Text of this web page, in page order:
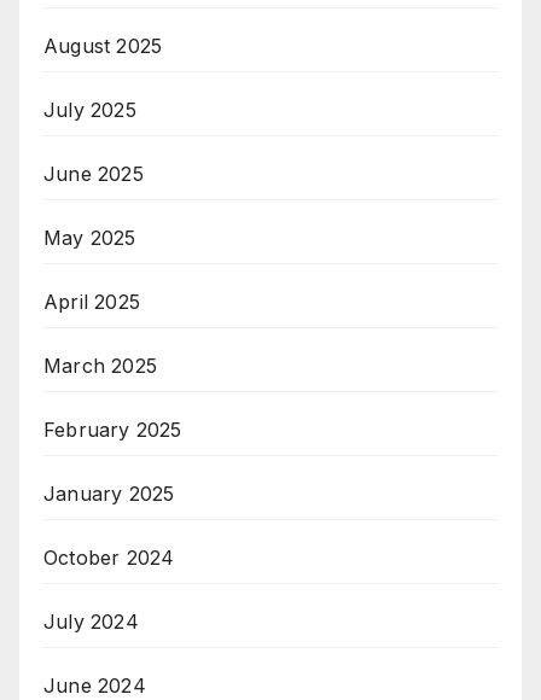
August 2025
July 2025
June 2025
May 2025
April 2025
March 2025
February 2025
January 2025
October 2024
July 2024
June 2024